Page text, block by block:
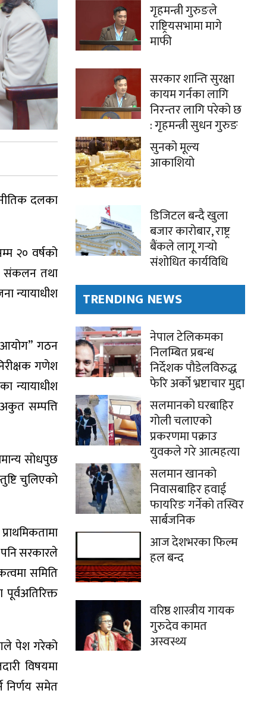
दलका
२० वर्षको
संकलन तथा
न्यायाधीश
आयोग” गठन
गणेश
न्यायाधीश
सम्पत्ति
सोधपुछ
चुलिएको
सरकारले
समिति
पेश गरेको
विषयमा
निर्णय समेत
गृहमन्त्री गुरुङले
राष्ट्रियसभामा मागे
माफी
सरकार शान्ति सुरक्षा
कायम गर्नका लागि
निरन्तर लागि परेको छ
: गृहमन्त्री सुधन गुरुङ
सुनको मूल्य
आकाशियो
डिजिटल बन्दै खुला
बजार कारोबार, राष्ट्र
बैंकले लागू गर्‍यो
संशोधित कार्यविधि
TRENDING NEWS
नेपाल टेलिकमका
निलम्बित प्रबन्ध
निर्देशक पौडेलविरुद्ध
फेरि अर्को भ्रष्टाचार मुद्दा
सलमानको घरबाहिर
गोली चलाएको
प्रकरणमा पक्राउ
युवकले गरे आत्महत्या
सलमान खानको
निवासबाहिर हवाई
फायरिङ गर्नेको तस्विर
सार्बजनिक
आज देशभरका फिल्म
हल बन्द
वरिष्ठ शास्त्रीय गायक
गुरुदेव कामत
अस्वस्थ्य